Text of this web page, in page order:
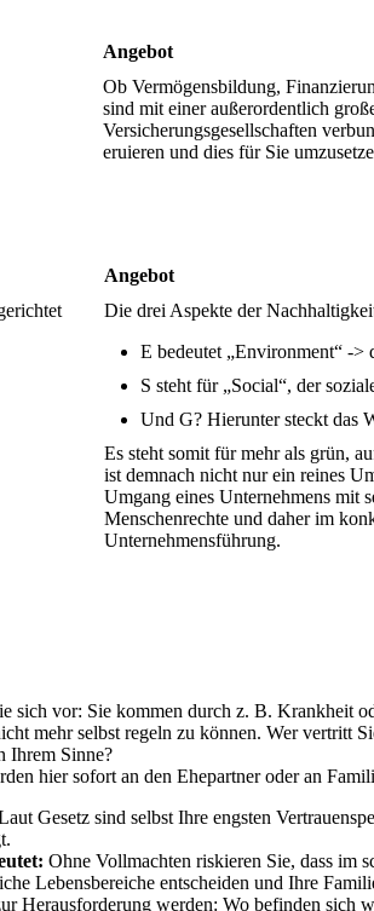
Angebot
Ob Vermögensbildung,
sind mit einer außerordentlich
Versicherungsgesellschaften
eruieren und dies für Sie
Angebot
Die drei Aspekte der
E bedeutet „Environment“ ->
S steht für „Social“, der
Und G? Hierunter steckt das
Es steht somit für mehr als grün,
ist demnach nicht nur ein reines
Umgang eines Unternehmens mit
Menschenrechte und daher im
Unternehmensführung.
sich vor: Sie kommen durch z. B. Krankheit
mehr selbst regeln zu können. Wer vertritt
Ihrem Sinne?
hier sofort an den Ehepartner oder an
Gesetz sind selbst Ihre engsten
Ohne Vollmachten riskieren Sie, dass im
Lebensbereiche entscheiden und Ihre
Herausforderung werden: Wo befinden sich